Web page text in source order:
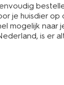
je huisdier
mogelijk naar
is er